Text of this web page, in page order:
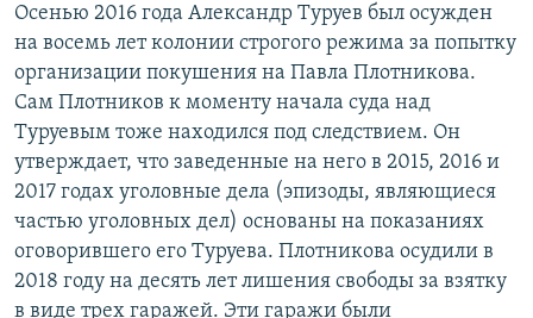
Осенью 2016 года Александр Туруев был осужден
на восемь лет колонии строгого режима за попытку
организации покушения на Павла Плотникова.
Сам Плотников к моменту начала суда над
Туруевым тоже находился под следствием. Он
утверждает, что заведенные на него в 2015, 2016 и
2017 годах уголовные дела (эпизоды, являющиеся
частью уголовных дел) основаны на показаниях
оговорившего его Туруева. Плотникова осудили в
2018 году на десять лет лишения свободы за взятку
в виде трех гаражей. Эти гаражи были